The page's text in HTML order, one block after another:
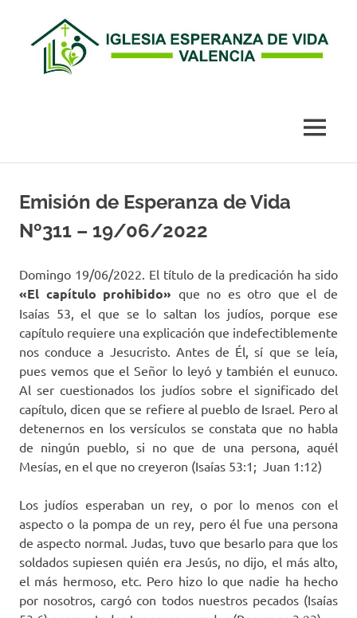
contenido
Valencia
MENÚ
Emisión de Esperanza de Vida
Nº311 – 19/06/2022
Domingo 19/06/2022. El título de la predicación ha sido
«El capítulo prohibido» que no es otro que el de
Isaías 53, el que se lo saltan los judíos, porque ese
capítulo requiere una explicación que indefectiblemente
nos conduce a Jesucristo. Antes de Él, sí que se leía,
pues vemos que el Señor lo leyó y también el eunuco.
Al ser cuestionados los judíos sobre el significado del
capítulo, dicen que se refiere al pueblo de Israel. Pero al
detenernos en los versículos se constata que no habla
de ningún pueblo, si no que de una persona, aquél
Mesías, en el que no creyeron (Isaías 53:1; Juan 1:12)
Los judíos esperaban un rey, o por lo menos con el
aspecto o la pompa de un rey, pero él fue una persona
de aspecto normal. Judas, tuvo que besarlo para que los
soldados supiesen quién era Jesús, no dijo, el más alto,
el más hermoso, etc. Pero hizo lo que nadie ha hecho
por nosotros, cargó con todos nuestros pecados (Isaías